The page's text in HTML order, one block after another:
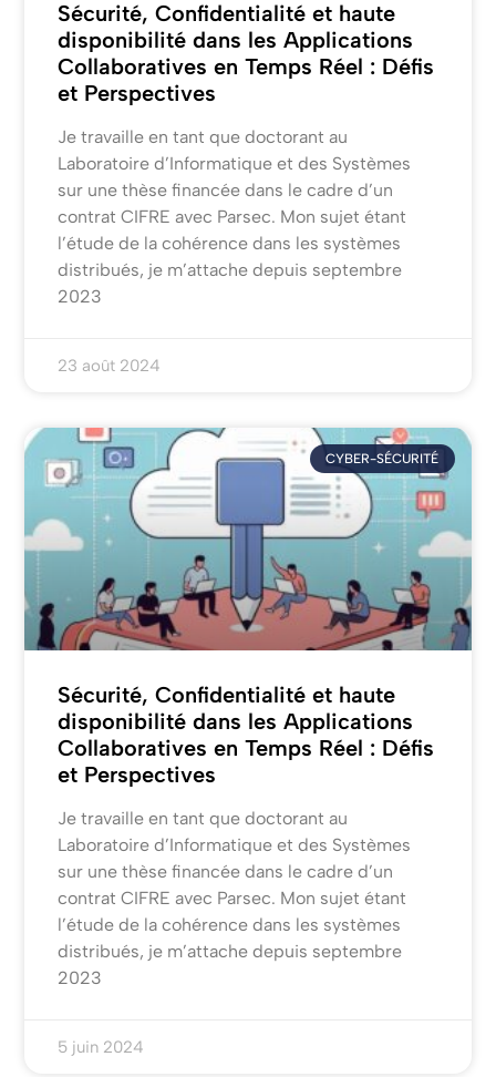
Sécurité, Confidentialité et haute
disponibilité dans les Applications
Collaboratives en Temps Réel : Défis
et Perspectives
Je travaille en tant que doctorant au
Laboratoire d’Informatique et des Systèmes
sur une thèse financée dans le cadre d’un
contrat CIFRE avec Parsec. Mon sujet étant
l’étude de la cohérence dans les systèmes
distribués, je m’attache depuis septembre
2023
23 août 2024
CYBER-SÉCURITÉ
Sécurité, Confidentialité et haute
disponibilité dans les Applications
Collaboratives en Temps Réel : Défis
et Perspectives
Je travaille en tant que doctorant au
Laboratoire d’Informatique et des Systèmes
sur une thèse financée dans le cadre d’un
contrat CIFRE avec Parsec. Mon sujet étant
l’étude de la cohérence dans les systèmes
distribués, je m’attache depuis septembre
2023
5 juin 2024